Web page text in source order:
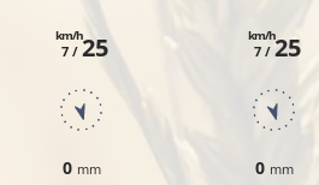
7 /
km/h25
0 mm
7 /
km/h25
0 mm